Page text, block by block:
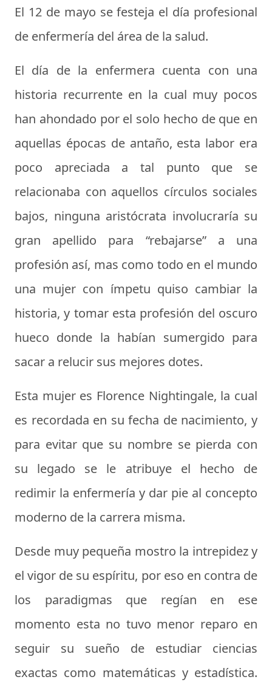
El 12 de mayo se festeja el día profesional
de enfermería del área de la salud.
El día de la enfermera cuenta con una
historia recurrente en la cual muy pocos
han ahondado por el solo hecho de que en
aquellas épocas de antaño, esta labor era
poco apreciada a tal punto que se
relacionaba con aquellos círculos sociales
bajos, ninguna aristócrata involucraría su
gran apellido para “rebajarse” a una
profesión así, mas como todo en el mundo
una mujer con ímpetu quiso cambiar la
historia, y tomar esta profesión del oscuro
hueco donde la habían sumergido para
sacar a relucir sus mejores dotes.
Esta mujer es Florence Nightingale, la cual
es recordada en su fecha de nacimiento, y
para evitar que su nombre se pierda con
su legado se le atribuye el hecho de
redimir la enfermería y dar pie al concepto
moderno de la carrera misma.
Desde muy pequeña mostro la intrepidez y
el vigor de su espíritu, por eso en contra de
los paradigmas que regían en ese
momento esta no tuvo menor reparo en
seguir su sueño de estudiar ciencias
exactas como matemáticas y estadística.